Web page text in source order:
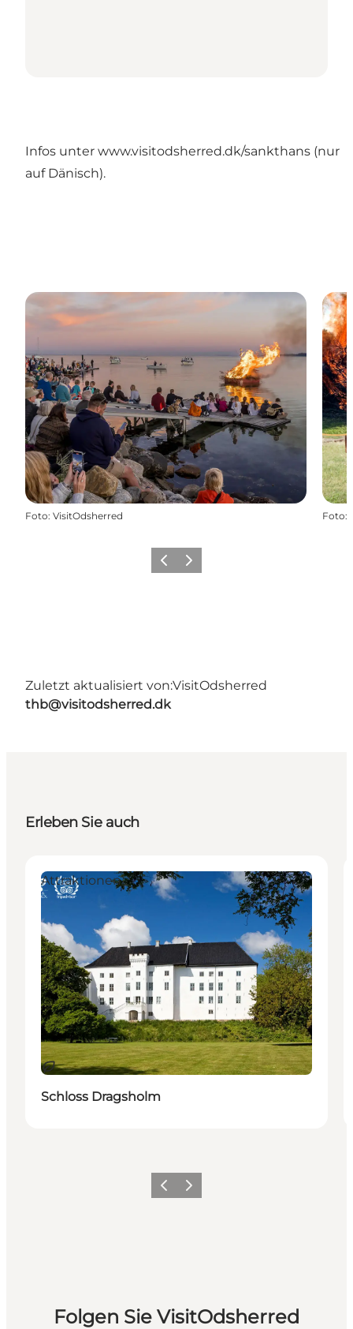
Infos unter www.visitodsherred.dk/sankthans (nur
auf Dänisch).
Foto: VisitOdsherred Foto:
Vorherige Folie
Nächste Folie
Zuletzt aktualisiert von:VisitOdsherred
thb@visitodsherred.dk
Erleben Sie auch
Nachhaltig
Attraktionen
Schloss Dragsholm
Vorherige Folie
Nächste Folie
Folgen Sie VisitOdsherred